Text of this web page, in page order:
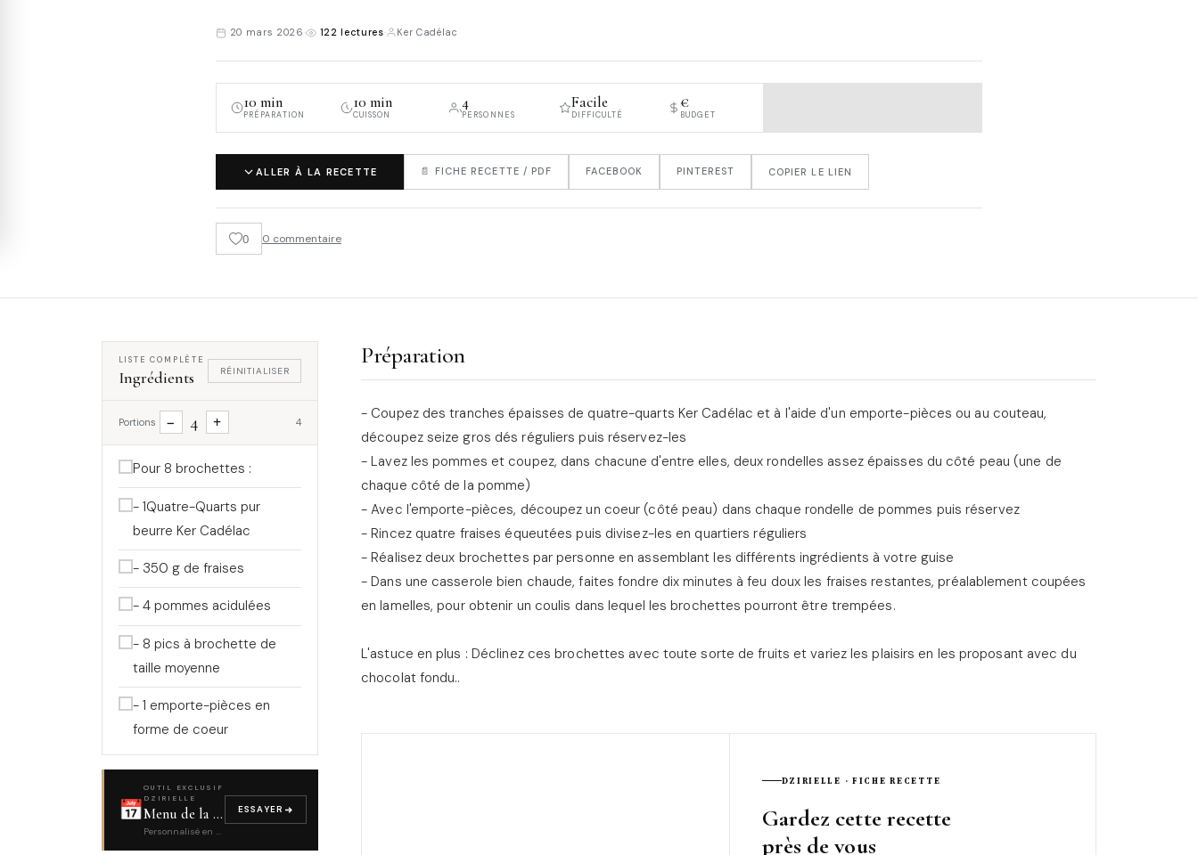
20 mars 2026 · 122 lectures Ker Cadélac
10 min
PRÉPARATION
10 min
CUISSON
4
PERSONNES
Facile
DIFFICULTÉ
€
BUDGET
ALLER À LA RECETTE 📄 FICHE RECETTE / PDF FACEBOOK PINTEREST COPIER LE LIEN
0 0 commentaire
LISTE COMPLÈTE
Ingrédients RÉINITIALISER
Portions − 4 + 4
Pour 8 brochettes :
- 1Quatre-Quarts pur
beurre Ker Cadélac
- 350 g de fraises
- 4 pommes acidulées
- 8 pics à brochette de
taille moyenne
- 1 emporte-pièces en
forme de coeur
📅
OUTIL EXCLUSIF
DZIRIELLE
Menu de la semaine
Personnalisé en 4 questions
ESSAYER
Préparation
- Coupez des tranches épaisses de quatre-quarts Ker Cadélac et à l'aide d'un emporte-pièces ou au couteau,
découpez seize gros dés réguliers puis réservez-les
- Lavez les pommes et coupez, dans chacune d'entre elles, deux rondelles assez épaisses du côté peau (une de
chaque côté de la pomme)
- Avec l'emporte-pièces, découpez un coeur (côté peau) dans chaque rondelle de pommes puis réservez
- Rincez quatre fraises équeutées puis divisez-les en quartiers réguliers
- Réalisez deux brochettes par personne en assemblant les différents ingrédients à votre guise
- Dans une casserole bien chaude, faites fondre dix minutes à feu doux les fraises restantes, préalablement coupées
en lamelles, pour obtenir un coulis dans lequel les brochettes pourront être trempées.
L'astuce en plus : Déclinez ces brochettes avec toute sorte de fruits et variez les plaisirs en les proposant avec du
chocolat fondu..
DZIRIELLE · FICHE RECETTE
Gardez cette recette
près de vous